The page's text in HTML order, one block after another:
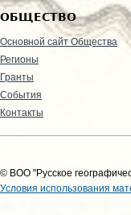
ОБЩЕСТВО
Основной сайт Общества
Регионы
Гранты
События
Контакты
© ВОО "Русское
Условия использования